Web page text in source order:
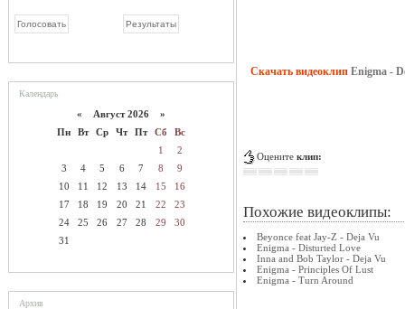
Календарь
« Август 2026 »
Пн
Вт Ср Чт Пт Сб
Вс
1
2
3
4 5 6 7 8
9
10
11 12 13 14 15
16
17
18 19 20 21 22
23
24
25 26 27 28 29
30
31
Архив
Скачать видеоклип Enigma -
Оцените клип:
Похожие видеоклипы:
Beyonce feat Jay-Z - Deja Vu
Enigma - Disturted Love
Inna and Bob Taylor - Deja Vu
Enigma - Principles Of Lust
Enigma - Turn Around